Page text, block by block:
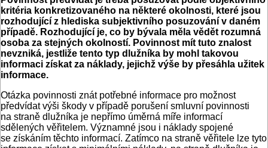
kritéria konkretizovaného na některé okolnosti, které jsou
rozhodující z hlediska subjektivního posuzování v daném
případě. Rozhodující je, co by bývala měla vědět rozumná
osoba za stejných okolností. Povinnost mít tuto znalost
nevzniká, jestliže tento typ dlužníka by mohl takovou
informaci získat za náklady, jejichž výše by přesáhla užitek
informace.
Otázka povinnosti znát potřebné informace pro možnost
předvídat výši škody v případě porušení smluvní povinnosti
na straně dlužníka je nepřímo úměrná míře informací
sdělených věřitelem. Významné jsou i náklady spojené
se získáním těchto informací. Zatímco na straně věřitele lze tyto